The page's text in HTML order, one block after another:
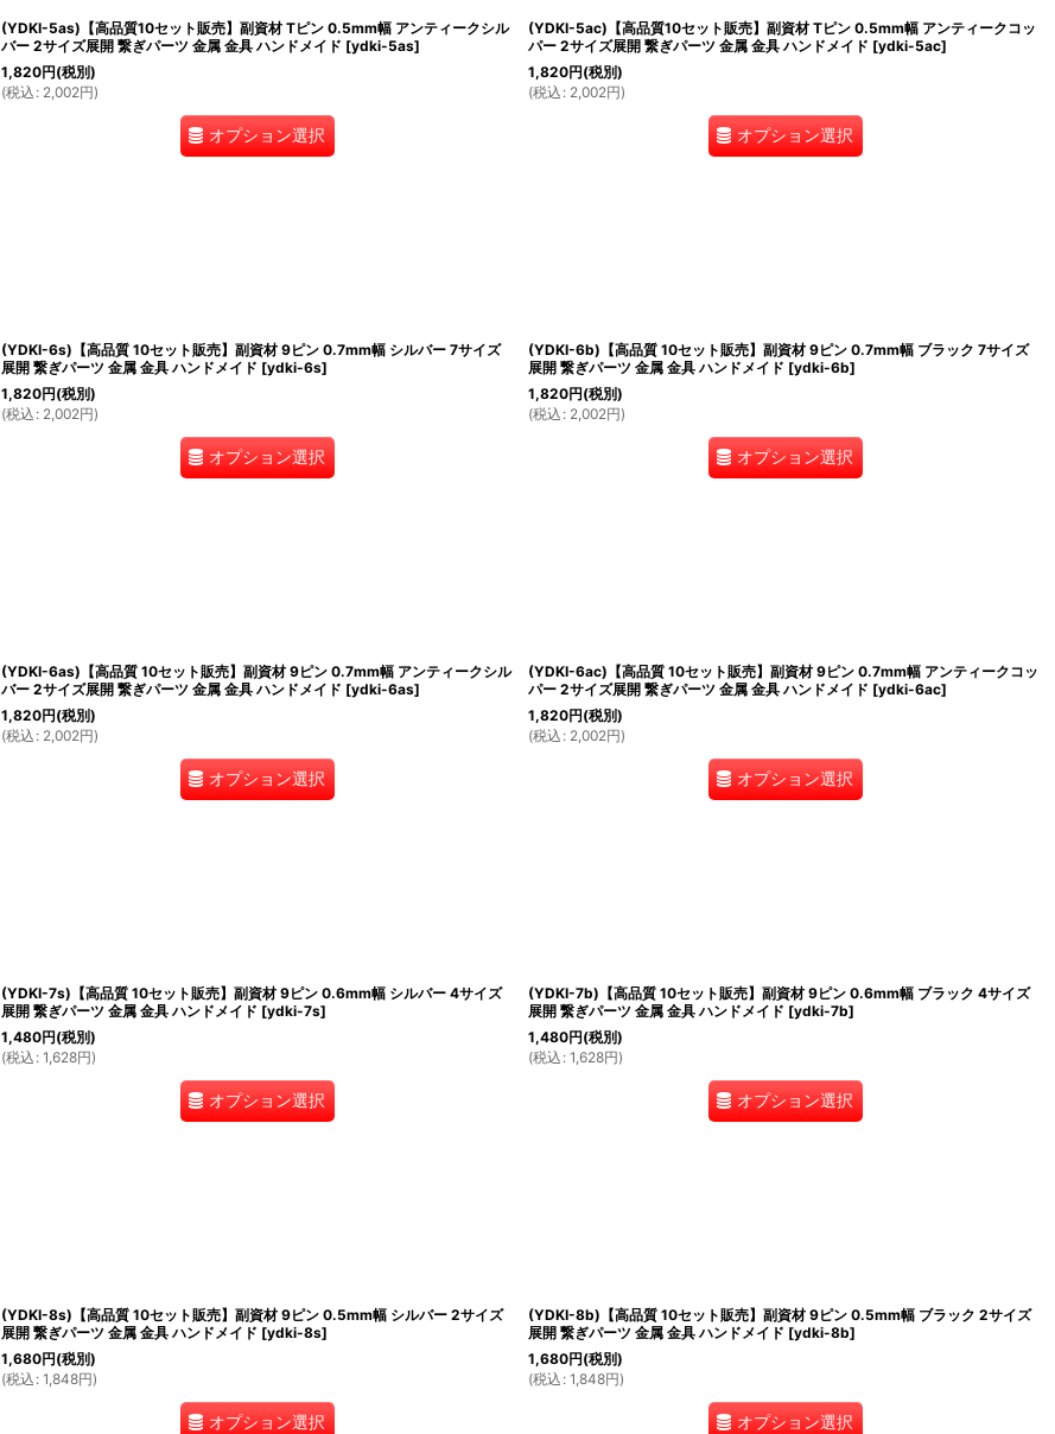
(YDKI-5as)【高品質10セット販売】副資材 Tピン 0.5mm幅 アンティークシル
バー 2サイズ展開 繋ぎパーツ 金属 金具 ハンドメイド [ydki-5as]
1,820円(税別)
(税込 : 2,002円)
オプション選択
(YDKI-5ac)【高品質10セット販売】副資材 Tピン 0.5mm幅 アンティークコッ
パー 2サイズ展開 繋ぎパーツ 金属 金具 ハンドメイド [ydki-5ac]
1,820円(税別)
(税込 : 2,002円)
オプション選択
(YDKI-6s)【高品質 10セット販売】副資材 9ピン 0.7mm幅 シルバー 7サイズ
展開 繋ぎパーツ 金属 金具 ハンドメイド [ydki-6s]
1,820円(税別)
(税込 : 2,002円)
オプション選択
(YDKI-6b)【高品質 10セット販売】副資材 9ピン 0.7mm幅 ブラック 7サイズ
展開 繋ぎパーツ 金属 金具 ハンドメイド [ydki-6b]
1,820円(税別)
(税込 : 2,002円)
オプション選択
(YDKI-6as)【高品質 10セット販売】副資材 9ピン 0.7mm幅 アンティークシル
バー 2サイズ展開 繋ぎパーツ 金属 金具 ハンドメイド [ydki-6as]
1,820円(税別)
(税込 : 2,002円)
オプション選択
(YDKI-6ac)【高品質 10セット販売】副資材 9ピン 0.7mm幅 アンティークコッ
パー 2サイズ展開 繋ぎパーツ 金属 金具 ハンドメイド [ydki-6ac]
1,820円(税別)
(税込 : 2,002円)
オプション選択
(YDKI-7s)【高品質 10セット販売】副資材 9ピン 0.6mm幅 シルバー 4サイズ
展開 繋ぎパーツ 金属 金具 ハンドメイド [ydki-7s]
1,480円(税別)
(税込 : 1,628円)
オプション選択
(YDKI-7b)【高品質 10セット販売】副資材 9ピン 0.6mm幅 ブラック 4サイズ
展開 繋ぎパーツ 金属 金具 ハンドメイド [ydki-7b]
1,480円(税別)
(税込 : 1,628円)
オプション選択
(YDKI-8s)【高品質 10セット販売】副資材 9ピン 0.5mm幅 シルバー 2サイズ
展開 繋ぎパーツ 金属 金具 ハンドメイド [ydki-8s]
1,680円(税別)
(税込 : 1,848円)
オプション選択
(YDKI-8b)【高品質 10セット販売】副資材 9ピン 0.5mm幅 ブラック 2サイズ
展開 繋ぎパーツ 金属 金具 ハンドメイド [ydki-8b]
1,680円(税別)
(税込 : 1,848円)
オプション選択